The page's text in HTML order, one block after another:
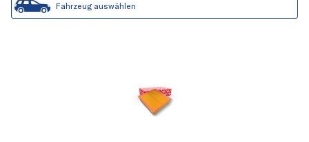
Fahrzeug auswählen